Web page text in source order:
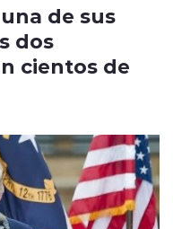
de sus
dos
cientos de